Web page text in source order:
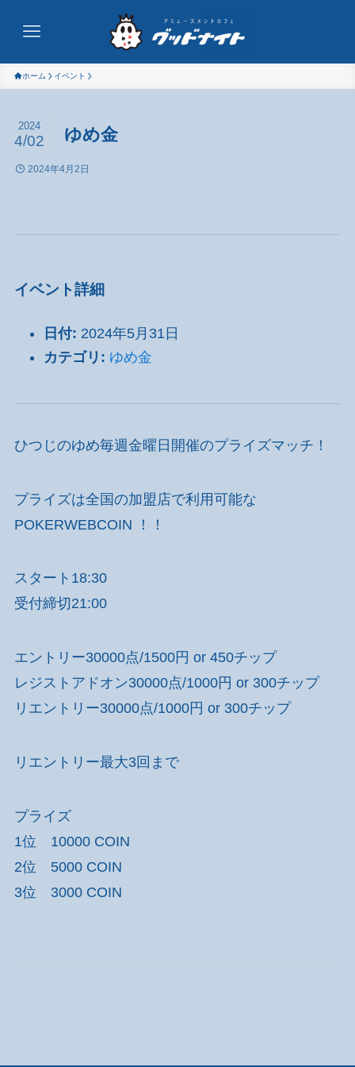
ホーム イベント
ゆめ金
2024
4/02
2024年4月2日
イベント詳細
日付: 2024年5月31日
カテゴリ: ゆめ金
ひつじのゆめ毎週金曜日開催のプライズマッチ！
プライズは全国の加盟店で利用可能な
POKERWEBCOIN ！！
スタート18:30
受付締切21:00
エントリー30000点/1500円 or 450チップ
レジストアドオン30000点/1000円 or 300チップ
リエントリー30000点/1000円 or 300チップ
リエントリー最大3回まで
プライズ
1位 10000 COIN
2位 5000 COIN
3位 3000 COIN